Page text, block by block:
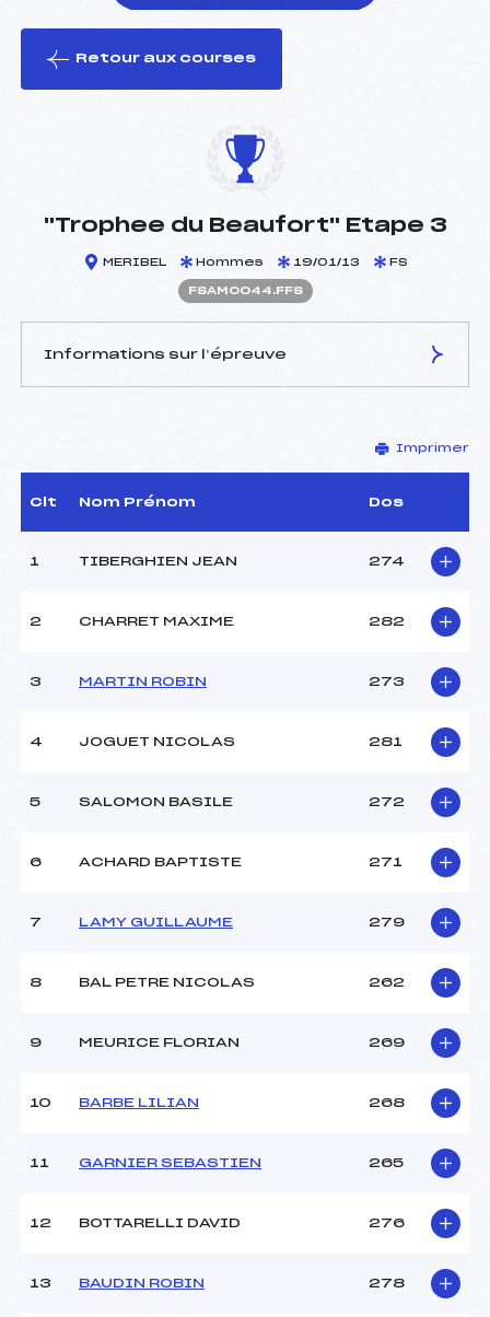
le ski
Retour aux courses
"Trophee du Beaufort" Etape 3
MERIBEL Hommes 19/01/13 FS
FSAM0044.FFS
Informations sur l’épreuve
DHEYRIAT FABIENNE (SA)
D.T Adjoint :
–
Dir. Epreuve :
CARROZ THIERRY (SA)
Site de Replis
10,0 km
Point Bas :
-1
800
JE/JU
Imprimer
Clt Nom Prénom Dos
1 TIBERGHIEN JEAN 274
2 CHARRET MAXIME 282
3 MARTIN ROBIN 273
4 JOGUET NICOLAS 281
5 SALOMON BASILE 272
6 ACHARD BAPTISTE 271
7 LAMY GUILLAUME 279
8 BAL PETRE NICOLAS 262
9 MEURICE FLORIAN 269
10 BARBE LILIAN 268
11 GARNIER SEBASTIEN 265
12 BOTTARELLI DAVID 276
13 BAUDIN ROBIN 278